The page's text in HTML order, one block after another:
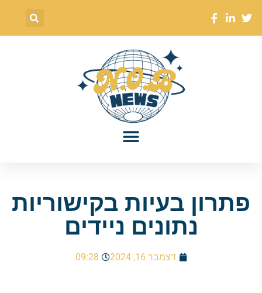
פתרון בעיות בקישוריות
נתונים ניידים
דצמבר 16, 2024 09:28